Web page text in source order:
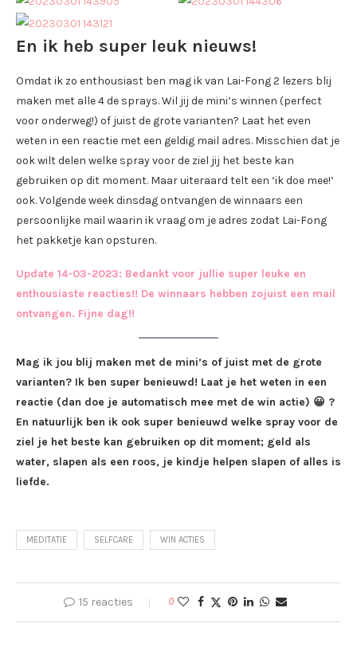
En ik heb super leuk nieuws!
Omdat ik zo enthousiast ben mag ik van Lai-Fong 2 lezers blij
maken met alle 4 de sprays. Wil jij de mini’s winnen (perfect
voor onderweg!) of juist de grote varianten? Laat het even
weten in een reactie met een geldig mail adres. Misschien dat je
ook wilt delen welke spray voor de ziel jij het beste kan
gebruiken op dit moment. Maar uiteraard telt een ‘ik doe mee!’
ook. Volgende week dinsdag ontvangen de winnaars een
persoonlijke mail waarin ik vraag om je adres zodat Lai-Fong
het pakketje kan opsturen.
Update 14-03-2023: Bedankt voor jullie super leuke en
enthousiaste reacties!! De winnaars hebben zojuist een mail
ontvangen. Fijne dag!!
Mag ik jou blij maken met de mini’s of juist met de grote
varianten? Ik ben super benieuwd! Laat je het weten in een
reactie (dan doe je automatisch mee met de win actie) 😀 ?
En natuurlijk ben ik ook super benieuwd welke spray voor de
ziel je het beste kan gebruiken op dit moment; geld als
water, slapen als een roos, je kindje helpen slapen of alles is
liefde.
MEDITATIE SELFCARE WIN ACTIES
15 reacties 0